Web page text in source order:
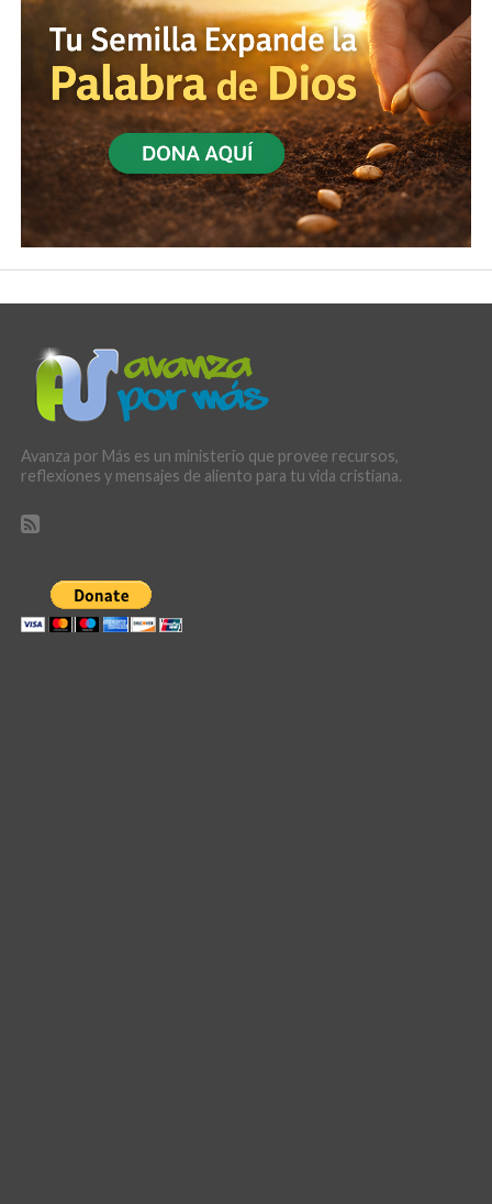
Avanza por Más es un ministerio que provee recursos,
reflexiones y mensajes de aliento para tu vida cristiana.